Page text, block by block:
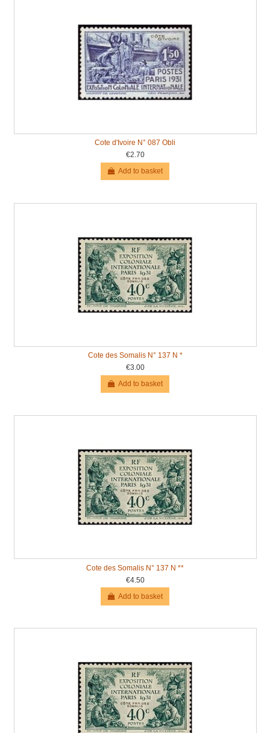
Cote d'Ivoire N° 087 Obli
€2.70
Add to basket
Cote des Somalis N° 137 N *
€3.00
Add to basket
Cote des Somalis N° 137 N **
€4.50
Add to basket